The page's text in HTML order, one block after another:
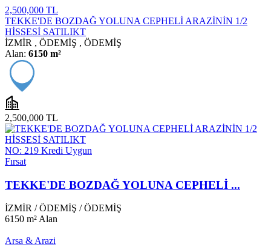
2,500,000 TL
TEKKE'DE BOZDAĞ YOLUNA CEPHELİ ARAZİNİN 1/2
HİSSESİ SATILIKT
İZMİR , ÖDEMİŞ , ÖDEMİŞ
Alan: 6150 m²
2,500,000 TL
NO: 219 Kredi Uygun
Fırsat
TEKKE'DE BOZDAĞ YOLUNA CEPHELİ ...
İZMİR /ÖDEMİŞ /ÖDEMİŞ
6150 m² Alan
Arsa & Arazi